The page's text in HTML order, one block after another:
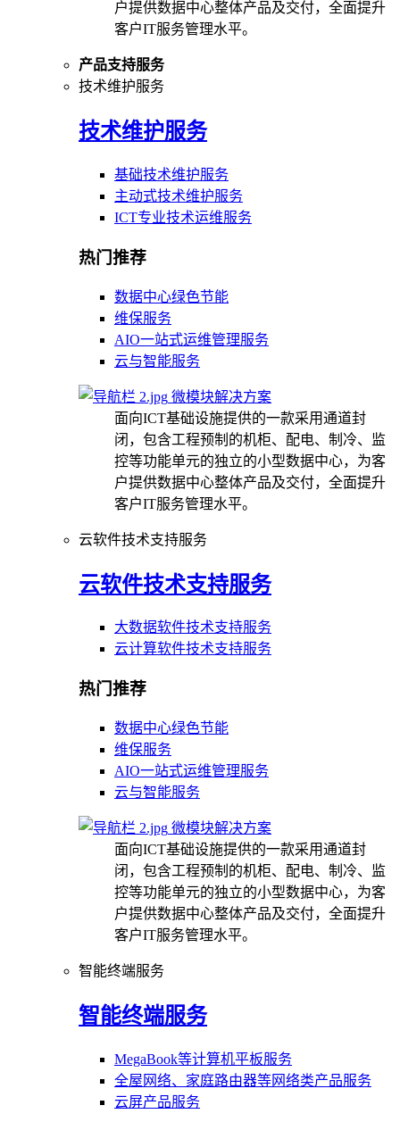
户提供数据中心整体产品及交付，全面提升
客户IT服务管理水平。
产品支持服务
技术维护服务
技术维护服务
基础技术维护服务
主动式技术维护服务
ICT专业技术运维服务
热门推荐
数据中心绿色节能
维保服务
AIO一站式运维管理服务
云与智能服务
微模块解决方案
面向ICT基础设施提供的一款采用通道封
闭，包含工程预制的机柜、配电、制冷、监
控等功能单元的独立的小型数据中心，为客
户提供数据中心整体产品及交付，全面提升
客户IT服务管理水平。
云软件技术支持服务
云软件技术支持服务
大数据软件技术支持服务
云计算软件技术支持服务
热门推荐
数据中心绿色节能
维保服务
AIO一站式运维管理服务
云与智能服务
微模块解决方案
面向ICT基础设施提供的一款采用通道封
闭，包含工程预制的机柜、配电、制冷、监
控等功能单元的独立的小型数据中心，为客
户提供数据中心整体产品及交付，全面提升
客户IT服务管理水平。
智能终端服务
智能终端服务
MegaBook等计算机平板服务
全屋网络、家庭路由器等网络类产品服务
云屏产品服务